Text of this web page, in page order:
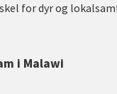
for dyr og
i Malawi